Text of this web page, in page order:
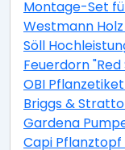
Montage-Set
Westmann
Söll
Feuerdorn
OBI
Briggs &
Gardena
Capi